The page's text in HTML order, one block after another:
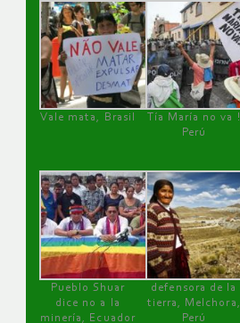
Vale mata, Brasil
Tía María no va !
Perú
Pueblo Shuar
dice no a la
minería, Ecuador
defensora de la
tierra, Melchora,
Perú